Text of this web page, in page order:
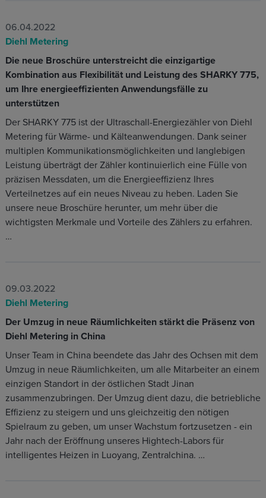
06.04.2022
Diehl Metering
Die neue Broschüre unterstreicht die einzigartige
Kombination aus Flexibilität und Leistung des SHARKY 775,
um Ihre energieeffizienten Anwendungsfälle zu
unterstützen
Der SHARKY 775 ist der Ultraschall-Energiezähler von Diehl
Metering für Wärme- und Kälteanwendungen. Dank seiner
multiplen Kommunikationsmöglichkeiten und langlebigen
Leistung überträgt der Zähler kontinuierlich eine Fülle von
präzisen Messdaten, um die Energieeffizienz Ihres
Verteilnetzes auf ein neues Niveau zu heben. Laden Sie
unsere neue Broschüre herunter, um mehr über die
wichtigsten Merkmale und Vorteile des Zählers zu erfahren.
…
09.03.2022
Diehl Metering
Der Umzug in neue Räumlichkeiten stärkt die Präsenz von
Diehl Metering in China
Unser Team in China beendete das Jahr des Ochsen mit dem
Umzug in neue Räumlichkeiten, um alle Mitarbeiter an einem
einzigen Standort in der östlichen Stadt Jinan
zusammenzubringen. Der Umzug dient dazu, die betriebliche
Effizienz zu steigern und uns gleichzeitig den nötigen
Spielraum zu geben, um unser Wachstum fortzusetzen - ein
Jahr nach der Eröffnung unseres Hightech-Labors für
intelligentes Heizen in Luoyang, Zentralchina. …